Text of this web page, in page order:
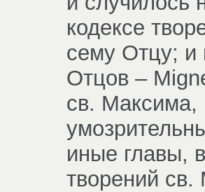
кодексе
сему Отцу; и
Отцов –
св. Максима,
иные главы,
творений